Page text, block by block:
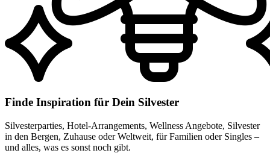
Finde Inspiration für Dein Silvester
Silvesterparties, Hotel-Arrangements, Wellness Angebote, Silvester
in den Bergen, Zuhause oder Weltweit, für Familien oder Singles –
und alles, was es sonst noch gibt.